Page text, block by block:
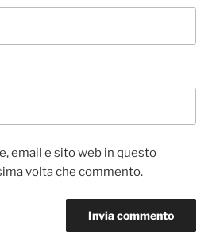
email e sito web in questo
volta che commento.